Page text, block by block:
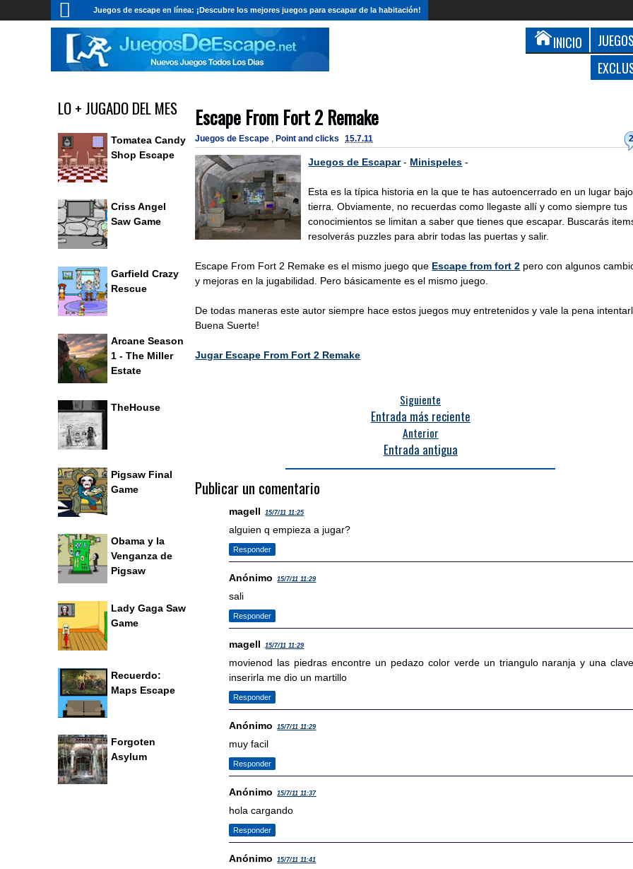
Juegos de escape en línea: ¡Descubre los mejores juegos para escapar de la habitación!
INICIO
Escape From Fort 2 Remake
Juegos de Escape , Point and clicks 15.7.11
Juegos de Escapar- Minispeles -
Esta es la típica historia en la que te has autoencerrado en un lugar bajo
tierra. Obviamente, no recuerdas como llegaste allí y como siempre tus
conocimientos se limitan a saber que tienes que escapar. Buscarás
resolverás puzzles para abrir todas las puertas y salir.
Escape From Fort 2 Remake es el mismo juego que Escape from fort 2 pero con algunos
y mejoras en la jugabilidad. Pero básicamente es el mismo juego.
De todas maneras este autor siempre hace estos juegos muy entretenidos y vale la pena
Buena Suerte!
Jugar Escape From Fort 2 Remake
Siguiente
Entrada más reciente
Anterior
Entrada antigua
Publicar un comentario
magell 15/7/11 11:25
alguien q empieza a jugar?
Responder
Anónimo 15/7/11 11:29
sali
Responder
magell 15/7/11 11:29
movienod las piedras encontre un pedazo color verde un triangulo naranja y una
inserirla me dio un martillo
Responder
Anónimo 15/7/11 11:29
muy facil
Responder
Anónimo 15/7/11 11:37
hola cargando
Responder
Anónimo 15/7/11 11:41
LO + JUGADO DEL MES
Tomatea Candy
Shop Escape
Criss Angel
Saw Game
Garfield Crazy
Rescue
Arcane Season
1 - The Miller
Estate
TheHouse
Pigsaw Final
Game
Obama y la
Venganza de
Pigsaw
Lady Gaga Saw
Game
Recuerdo:
Maps Escape
Forgoten
Asylum